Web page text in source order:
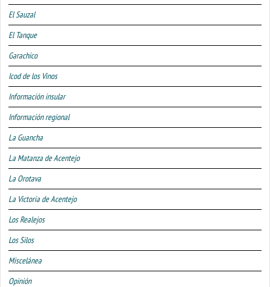
El Sauzal
El Tanque
Garachico
Icod de los Vinos
Información insular
Información regional
La Guancha
La Matanza de Acentejo
La Orotava
La Victoria de Acentejo
Los Realejos
Los Silos
Miscelánea
Opinión